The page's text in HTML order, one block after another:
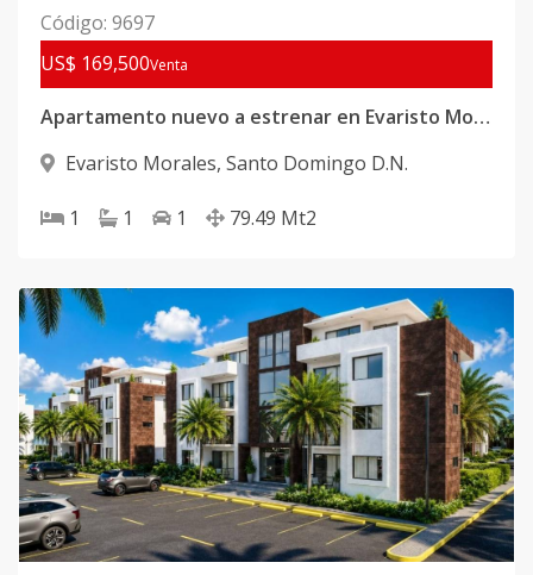
Código: 9697
US$ 169,500Venta
Apartamento nuevo a estrenar en Evaristo Morales
Evaristo Morales, Santo Domingo D.N.
1 1 1 79.49 Mt2